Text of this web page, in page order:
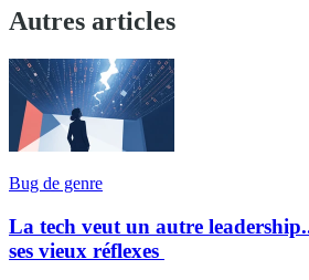
Autres articles
Bug de genre
La tech veut un autre
ses vieux réflexes